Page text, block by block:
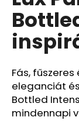
5-
ből
4,0
csillag.
Fás,
eleganciát
Bottled
mindennapi
A
j
n
l
j
u